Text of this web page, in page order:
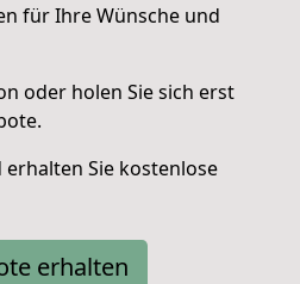
für Ihre Wünsche und
oder holen Sie sich erst
erhalten Sie kostenlose
erhalten